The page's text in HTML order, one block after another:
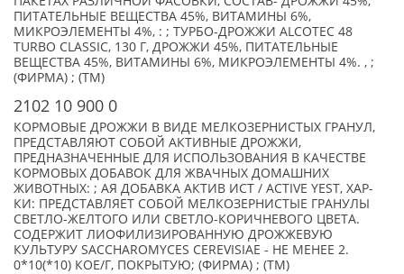
ПИТАТЕЛЬНЫЕ ВЕЩЕСТВА 45%, ВИТАМИНЫ 6%,
МИКРОЭЛЕМЕНТЫ 4%, : ; ТУРБО-ДРОЖЖИ ALCOTEC 48
TURBO CLASSIC, 130 Г, ДРОЖЖИ 45%, ПИТАТЕЛЬНЫЕ
ВЕЩЕСТВА 45%, ВИТАМИНЫ 6%, МИКРОЭЛЕМЕНТЫ 4%. , ;
(ФИРМА) ; (TM)
2102 10 900 0
КОРМОВЫЕ ДРОЖЖИ В ВИДЕ МЕЛКОЗЕРНИСТЫХ ГРАНУЛ,
ПРЕДСТАВЛЯЮТ СОБОЙ АКТИВНЫЕ ДРОЖЖИ,
ПРЕДНАЗНАЧЕННЫЕ ДЛЯ ИСПОЛЬЗОВАНИЯ В КАЧЕСТВЕ
КОРМОВЫХ ДОБАВОК ДЛЯ ЖВАЧНЫХ ДОМАШНИХ
ЖИВОТНЫХ: ; АЯ ДОБАВКА АКТИВ ИСТ / ACTIVE YEST, ХАР-
КИ: ПРЕДСТАВЛЯЕТ СОБОЙ МЕЛКОЗЕРНИСТЫЕ ГРАНУЛЫ
СВЕТЛО-ЖЕЛТОГО ИЛИ СВЕТЛО-КОРИЧНЕВОГО ЦВЕТА.
СОДЕРЖИТ ЛИОФИЛИЗИРОВАННУЮ ДРОЖЖЕВУЮ
КУЛЬТУРУ SACCHAROMYCES CEREVISIAE - НЕ МЕНЕЕ 2.
0*10(*10) КОЕ/Г, ПОКРЫТУЮ; (ФИРМА) ; (TM)